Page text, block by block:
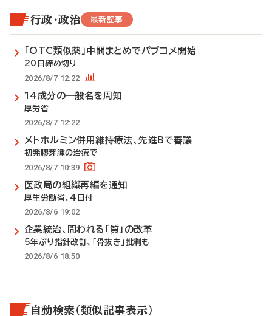
行政・政治 最新記事
「OTC類似薬」中間まとめでパブコメ開始
20日締め切り
2026/8/7 12:22
14成分の一般名を周知
厚労省
2026/8/7 12:22
メトホルミン併用維持療法、先進Bで審議
初発膠芽腫の治療で
2026/8/7 10:39
医政局の組織再編を通知
厚生労働省、4日付
2026/8/6 19:02
企業統治、問われる「質」の改革
5年ぶり指針改訂、「骨抜き」批判も
2026/8/6 18:50
自動検索（類似記事表示）